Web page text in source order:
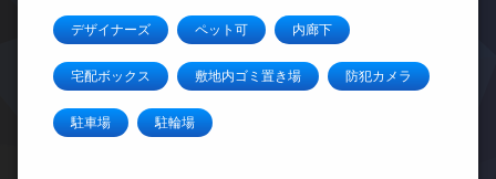
デザイナーズ ペット可 内廊下
宅配ボックス 敷地内ゴミ置き場 防犯カメラ
駐車場 駐輪場